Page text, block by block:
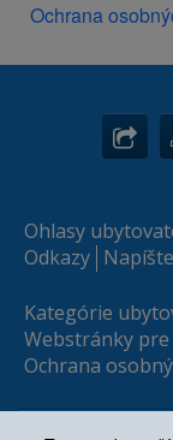
Ochrana
Ohlasy
Odkazy
Kategórie
Webstránky
Ochrana